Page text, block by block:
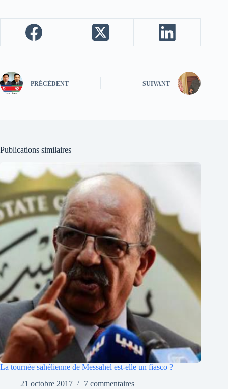
PRÉCÉDENT SUIVANT
Publications similaires
La tournée sahélienne de Messahel est-elle un fiasco ?
21 octobre 2017
7 commentaires